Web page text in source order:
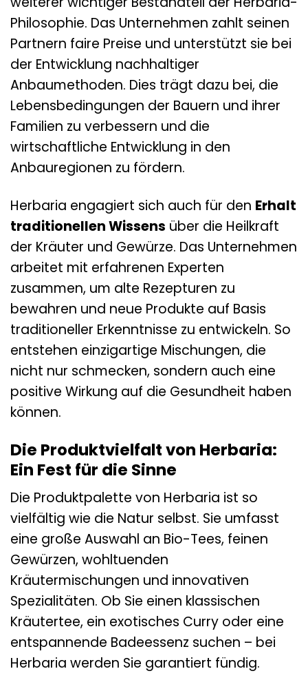
Philosophie. Das Unternehmen zahlt seinen
Partnern faire Preise und unterstützt sie bei
der Entwicklung nachhaltiger
Anbaumethoden. Dies trägt dazu bei, die
Lebensbedingungen der Bauern und ihrer
Familien zu verbessern und die
wirtschaftliche Entwicklung in den
Anbauregionen zu fördern.
Herbaria engagiert sich auch für den Erhalt
traditionellen Wissens über die Heilkraft
der Kräuter und Gewürze. Das Unternehmen
arbeitet mit erfahrenen Experten
zusammen, um alte Rezepturen zu
bewahren und neue Produkte auf Basis
traditioneller Erkenntnisse zu entwickeln. So
entstehen einzigartige Mischungen, die
nicht nur schmecken, sondern auch eine
positive Wirkung auf die Gesundheit haben
können.
Die Produktvielfalt von Herbaria:
Ein Fest für die Sinne
Die Produktpalette von Herbaria ist so
vielfältig wie die Natur selbst. Sie umfasst
eine große Auswahl an Bio-Tees, feinen
Gewürzen, wohltuenden
Kräutermischungen und innovativen
Spezialitäten. Ob Sie einen klassischen
Kräutertee, ein exotisches Curry oder eine
entspannende Badeessenz suchen – bei
Herbaria werden Sie garantiert fündig.